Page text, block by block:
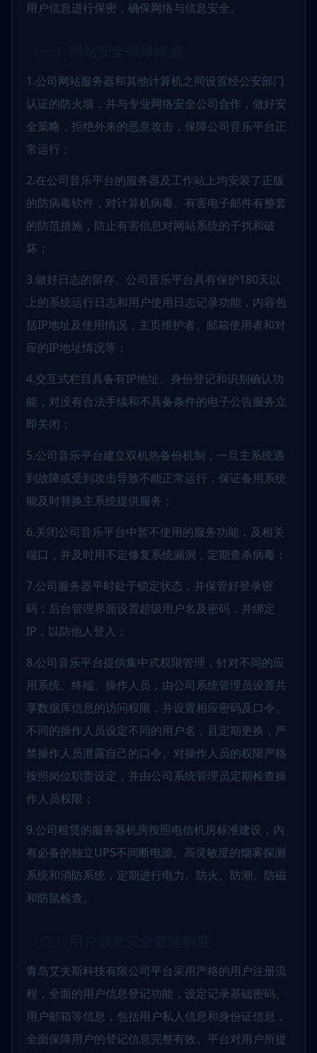
用户信息进行保密，确保网络与信息安全。
1.公司网站服务器和其他计算机之间设置经公安部门
认证的防火墙，并与专业网络安全公司合作，做好安
全策略，拒绝外来的恶意攻击，保障公司音乐平台正
常运行；
2.在公司音乐平台的服务器及工作站上均安装了正版
的防病毒软件，对计算机病毒、有害电子邮件有整套
的防范措施，防止有害信息对网站系统的干扰和破
坏；
3.做好日志的留存。公司音乐平台具有保护180天以
上的系统运行日志和用户使用日志记录功能，内容包
括IP地址及使用情况，主页维护者、邮箱使用者和对
应的IP地址情况等；
4.交互式栏目具备有IP地址、身份登记和识别确认功
能，对没有合法手续和不具备条件的电子公告服务立
即关闭；
5.公司音乐平台建立双机热备份机制，一旦主系统遇
到故障或受到攻击导致不能正常运行，保证备用系统
能及时替换主系统提供服务；
6.关闭公司音乐平台中暂不使用的服务功能，及相关
端口，并及时用不定修复系统漏洞，定期查杀病毒；
7.公司服务器平时处于锁定状态，并保管好登录密
码；后台管理界面设置超级用户名及密码，并绑定
IP，以防他人登入；
8.公司音乐平台提供集中式权限管理，针对不同的应
用系统、终端、操作人员，由公司系统管理员设置共
享数据库信息的访问权限，并设置相应密码及口令。
不同的操作人员设定不同的用户名，且定期更换，严
禁操作人员泄露自己的口令。对操作人员的权限严格
按照岗位职责设定，并由公司系统管理员定期检查操
作人员权限；
9.公司租赁的服务器机房按照电信机房标准建设，内
有必备的独立UPS不间断电源、高灵敏度的烟雾探测
系统和消防系统，定期进行电力、防火、防潮、防磁
和防鼠检查。
青岛艾夫斯科技有限公司平台采用严格的用户注册流
程，全面的用户信息登记功能，设定记录基础密码、
用户邮箱等信息，包括用户私人信息和身份证信息，
全面保障用户的登记信息完整有效。平台对用户所提